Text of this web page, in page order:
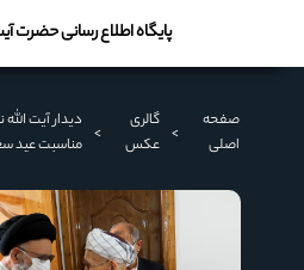
پایگاه اطلاع رسانی حضرت
صفحه
اصلی
>
گالری
عکس
>
دیدار آیت
مناسبت عید